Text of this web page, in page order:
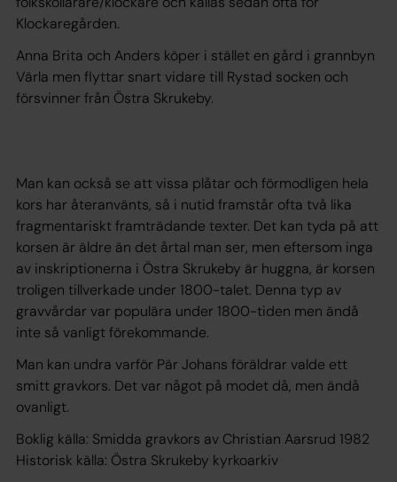
Klockaregården.
Anna Brita och Anders köper i stället en gård i grannbyn
Värla men flyttar snart vidare till Rystad socken och
försvinner från Östra Skrukeby.
Man kan också se att vissa plåtar och förmodligen hela
kors har återanvänts, så i nutid framstår ofta två lika
fragmentariskt framträdande texter. Det kan tyda på att
korsen är äldre än det årtal man ser, men eftersom inga
av inskriptionerna i Östra Skrukeby är huggna, är korsen
troligen tillverkade under 1800-talet. Denna typ av
gravvårdar var populära under 1800-tiden men ändå
inte så vanligt förekommande.
Man kan undra varför Pär Johans föräldrar valde ett
smitt gravkors. Det var något på modet då, men ändå
ovanligt.
Boklig källa: Smidda gravkors av Christian Aarsrud 1982
Historisk källa: Östra Skrukeby kyrkoarkiv